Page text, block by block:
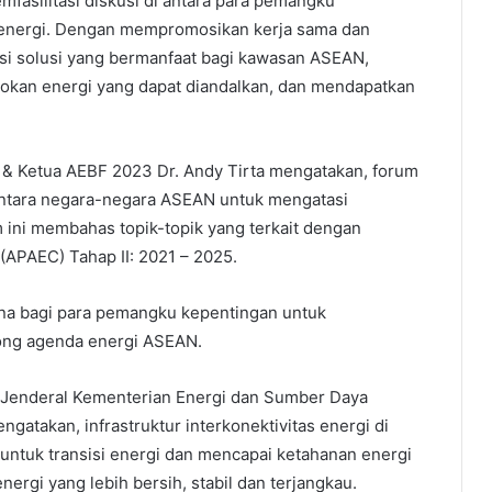
Dengan mempromosikan kerja sama dan
yang bermanfaat bagi kawasan ASEAN,
energi yang dapat diandalkan, dan mendapatkan
Ketua AEBF 2023 Dr. Andy Tirta mengatakan, forum
negara-negara ASEAN untuk mengatasi
membahas topik-topik yang terkait dengan
Tahap II: 2021 – 2025.
bagi para pemangku kepentingan untuk
agenda energi ASEAN.
Kementerian Energi dan Sumber Daya
infrastruktur interkonektivitas energi di
transisi energi dan mencapai ketahanan energi
yang lebih bersih, stabil dan terjangkau.